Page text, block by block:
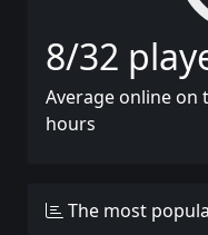
8/32
Average online on
hours
The most